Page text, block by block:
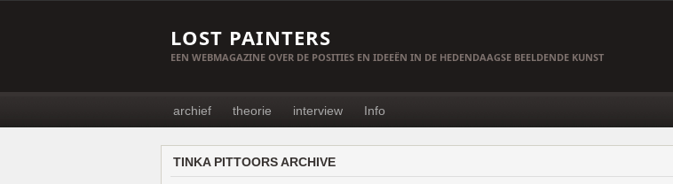
LOST PAINTERS
EEN WEBMAGAZINE OVER DE POSITIES EN IDEEËN IN DE HEDENDAAGSE BEELDENDE KUNST
archief theorie interview Info
TINKA PITTOORS ARCHIVE